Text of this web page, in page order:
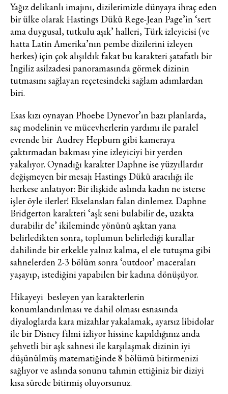
Haftalık E-Bülten
Moda dünyasında neler oluyor? Yeni
fikirler, öne çıkan koleksiyonlar, en
vogue trendler, ünlülerden güzelllik
sırları ve en popüler partilerden
Yağız delikanlı imajını, dizilerimizle dünyaya ihraç eden
bir ülke olarak Hastings Dükü Rege-Jean Page’in ‘sert
ama duygusal, tutkulu aşık’ halleri, Türk izleyicisi (ve
hatta Latin Amerika’nın pembe dizilerini izleyen
herkes) için çok alışıldık fakat bu karakteri şatafatlı bir
İngiliz asilzadesi panoramasında görmek dizinin
tutmasını sağlayan reçetesindeki sağlam adımlardan
biri.
Esas kızı oynayan Phoebe Dynevor’ın bazı planlarda,
saç modelinin ve mücevherlerin yardımı ile paralel
evrende bir Audrey Hepburn gibi kameraya
çaktırmadan bakması yine izleyiciyi bir yerden
yakalıyor. Oynadığı karakter Daphne ise yüzyıllardır
değişmeyen bir mesajı Hastings Dükü aracılığı ile
herkese anlatıyor: Bir ilişkide aslında kadın ne isterse
işler öyle ilerler! Ekselansları falan dinlemez. Daphne
Bridgerton karakteri ‘aşk seni bulabilir de, uzakta
durabilir de’ ikileminde yönünü aşktan yana
belirledikten sonra, toplumun belirlediği kurallar
dahilinde bir erkekle yalnız kalma, el ele tutuşma gibi
sahnelerden 2-3 bölüm sonra ‘outdoor’ maceraları
yaşayıp, istediğini yapabilen bir kadına dönüşüyor.
Hikayeyi besleyen yan karakterlerin
konumlandırılması ve dahil olması esnasında
diyaloglarda kara mizahlar yakalamak, ayarsız libidolar
ile bir Disney filmi izliyor hissine kapıldığınız anda
şehvetli bir aşk sahnesi ile karşılaşmak dizinin iyi
düşünülmüş matematiğinde 8 bölümü bitirmenizi
sağlıyor ve aslında sonunu tahmin ettiğiniz bir diziyi
kısa sürede bitirmiş oluyorsunuz.